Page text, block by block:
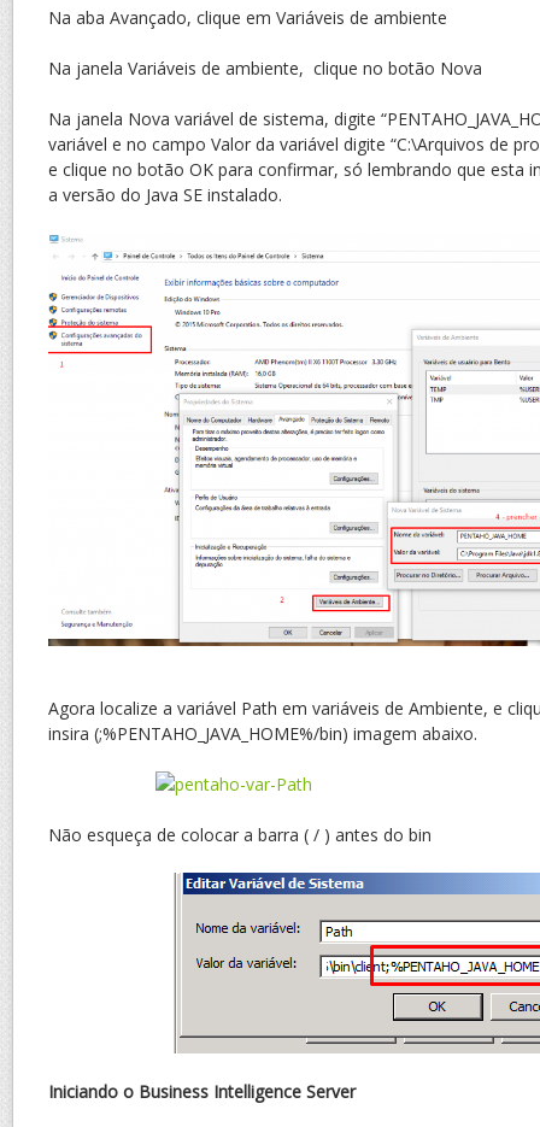
Na aba Avançado, clique em Variáveis de ambiente
Na janela Variáveis de ambiente, clique no botão Nova
Na janela Nova variável de sistema, digite
variável e no campo Valor da variável digite “C:\Arquivos de
e clique no botão OK para confirmar, só lembrando que esta
a versão do Java SE instalado.
Agora localize a variável Path em variáveis de Ambiente, e
insira (;%PENTAHO_JAVA_HOME%/bin) imagem abaixo.
Não esqueça de colocar a barra ( / ) antes do bin
Iniciando o Business Intelligence Server